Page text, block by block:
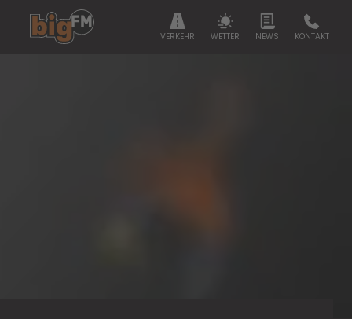
VERKEHR WETTER NEWS KONTAKT